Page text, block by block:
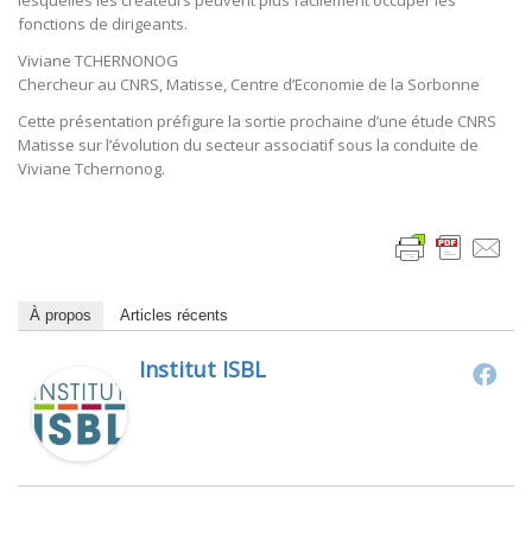
fonctions de dirigeants.
Viviane TCHERNONOG
Chercheur au CNRS, Matisse, Centre d’Economie de la Sorbonne
Cette présentation préfigure la sortie prochaine d’une étude CNRS
Matisse sur l’évolution du secteur associatif sous la conduite de
Viviane Tchernonog.
À propos Articles récents
Institut ISBL